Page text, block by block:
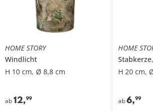
HOME STORY
Windlicht
H 10 cm, Ø 8,8 cm
ab12,99
HOME
H 20 cm,
ab 6,99